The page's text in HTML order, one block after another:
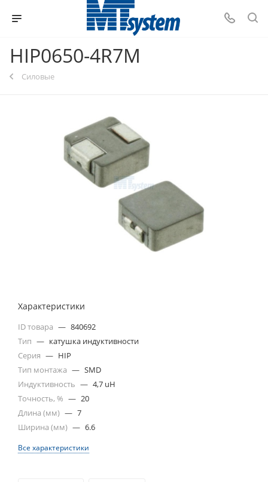
HIP0650-4R7M
Силовые
Характеристики
ID товара — 840692
Тип — катушка индуктивности
Серия — HIP
Тип монтажа — SMD
Индуктивность — 4,7 uH
Точность, % — 20
Длина (мм) — 7
Ширина (мм) — 6.6
Все характеристики